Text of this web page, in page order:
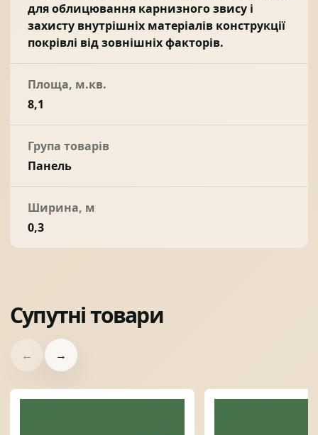
для облицювання карнизного звису і
захисту внутрішніх матеріалів конструкції
покрівлі від зовнішніх факторів.
Площа, м.кв.
8,1
Група товарів
Панель
Ширина, м
0,3
Супутні товари
← →